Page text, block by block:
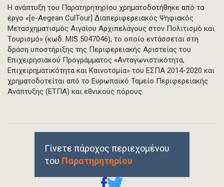
Η ανάπτυξη του Παρατηρητηρίου χρηματοδοτήθηκε από το
έργο «[e-Aegean CulTour] Διαπεριφερειακός Ψηφιακός
Μετασχηματισμός Αιγαίου Αρχιπελάγους στον Πολιτισμό και
Τουρισμό» (κωδ. MIS 5047046), το οποίο εντάσσεται στη
δράση υποστήριξης της Περιφερειακής Αριστείας του
Επιχειρησιακού Προγράμματος «Ανταγωνιστικότητα,
Επιχειρηματικότητα και Καινοτομία» του ΕΣΠΑ 2014-2020 και
χρηματοδοτείται από το Ευρωπαϊκό Ταμείο Περιφερειακής
Ανάπτυξης (ΕΤΠΑ) και εθνικούς πόρους.
Γίνετε πάροχος περιεχομένου
του Παρατηρητηρίου